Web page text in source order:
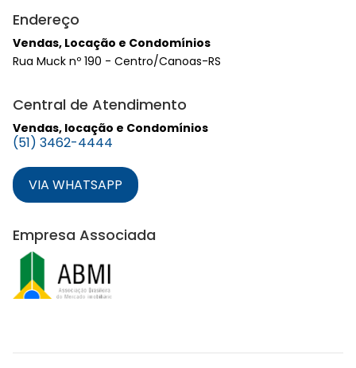
Endereço
Vendas, Locação e Condomínios
Rua Muck nº 190 - Centro/Canoas-RS
Central de Atendimento
Vendas, locação e Condomínios
(51) 3462-4444
VIA WHATSAPP
Empresa Associada